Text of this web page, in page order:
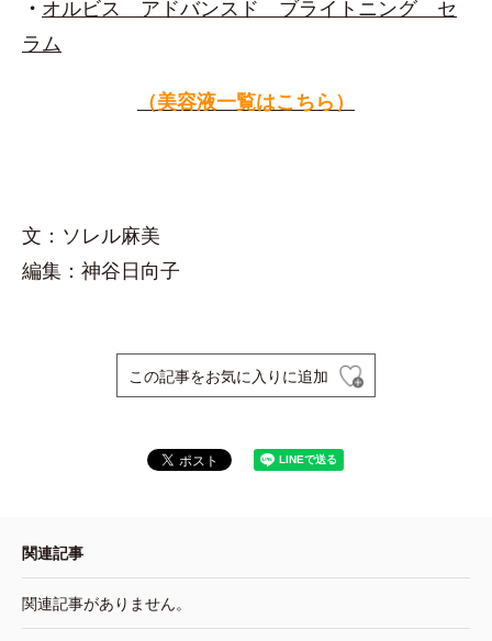
・ オルビス アドバンスド ブライトニング セ
ラム
（美容液一覧はこちら）
文：ソレル麻美
編集：神谷日向子
この記事をお気に入りに追加
関連記事
関連記事がありません。